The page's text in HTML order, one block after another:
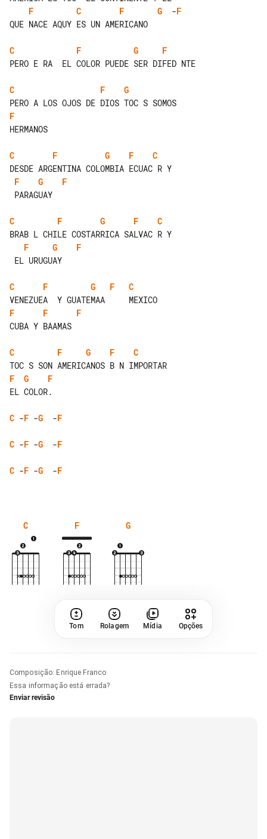
F
C F G
  -
F
QUE NACE AQUY ES UN AMERICANO
C F G
F
PERO E RA  EL COLOR PUEDE SER DIFED NTE
C F
G
F
HERMANOS
C F G F
C
F
G
F
C F G F
C
F
G
F
C F G F
C
F
F
F
CUBA Y BAAMAS
C F G F
C
F
G
F
EL COLOR.
C -F -G
  -
F
C -F -G
  -
F
C -F -G
  -
F
C F G
Tom Rolagem Mídia Opções
Composição: Enrique Franco
Essa informação está errada?
Enviar revisão